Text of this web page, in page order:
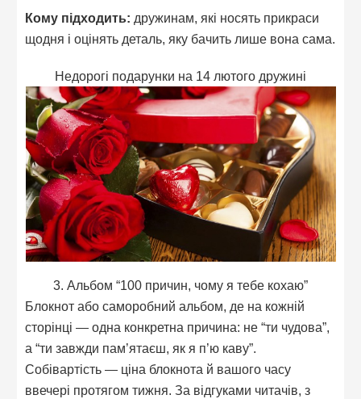
Кому підходить: дружинам, які носять прикраси
щодня і оцінять деталь, яку бачить лише вона сама.
Недорогі подарунки на 14 лютого дружині
3. Альбом “100 причин, чому я тебе кохаю”
Блокнот або саморобний альбом, де на кожній
сторінці — одна конкретна причина: не “ти чудова”,
а “ти завжди пам’ятаєш, як я п’ю каву”.
Собівартість — ціна блокнота й вашого часу
ввечері протягом тижня. За відгуками читачів, з